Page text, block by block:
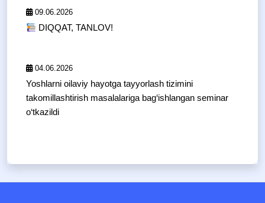
09.06.2026
DIQQAT, TANLOV!
04.06.2026
Yoshlarni oilaviy hayotga tayyorlash tizimini
takomillashtirish masalalariga bag‘ishlangan seminar
o‘tkazildi